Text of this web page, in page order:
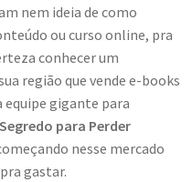
nem ideia de como
ou curso online, pra
conhecer um
região que vende e-books
gigante para
para Perder
nesse mercado
gastar.